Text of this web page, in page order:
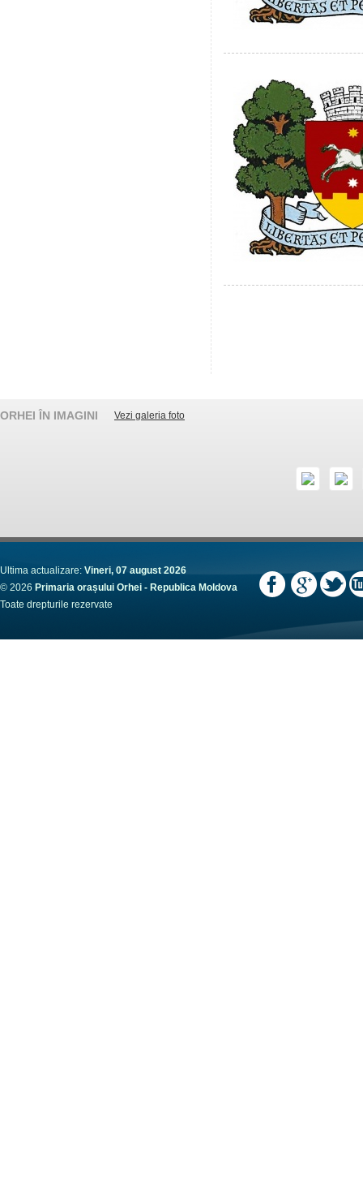
ORHEI ÎN IMAGINI Vezi galeria foto
Ultima actualizare: Vineri, 07 august 2026
© 2026 Primaria orașului Orhei - Republica Moldova
Toate drepturile rezervate